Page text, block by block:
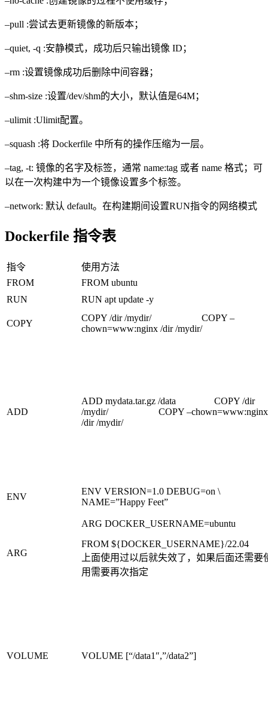
–pull :尝试去更新镜像的新版本；
–quiet, -q :安静模式，成功后只输出镜像 ID；
–rm :设置镜像成功后删除中间容器；
–shm-size :设置/dev/shm的大小，默认值是64M；
–ulimit :Ulimit配置。
–squash :将 Dockerfile 中所有的操作压缩为一层。
–tag, -t: 镜像的名字及标签，通常 name:tag 或者 name 格式；可
以在一次构建中为一个镜像设置多个标签。
–network: 默认 default。在构建期间设置RUN指令的网络模式
Dockerfile 指令表
指令
使用方法
FROM
FROM ubuntu
RUN
RUN apt update -y
COPY
COPY /dir /mydir/ COPY –
chown=www:nginx /dir /mydir/
ADD
ADD mydata.tar.gz /data COPY /dir
/mydir/ COPY –chown=www:nginx
/dir /mydir/
ENV
ENV VERSION=1.0 DEBUG=on \
NAME=”Happy Feet”
ARG
ARG DOCKER_USERNAME=ubuntu
FROM ${DOCKER_USERNAME}/
上面使用过以后就失效了，如果后面还需要
用需要再次指定
VOLUME VOLUME [“/data1″,”/data2”]